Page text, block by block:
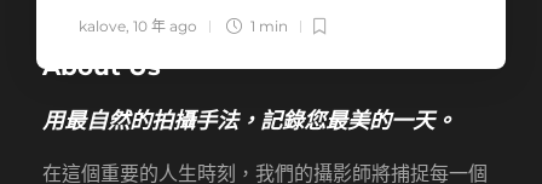
kalove 10 年 ago 1 min
About Us
用最自然的拍攝手法，記錄您最美的一天。
在這個重要的人生時刻，我們的攝影師將捕捉每一個